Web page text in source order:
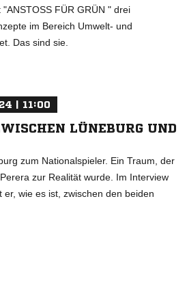
FÜR GRÜN " drei
im Bereich Umwelt- und
Das sind sie.
| 11:00
LÜNEBURG UND
zum Nationalspieler. Ein Traum, der
zur Realität wurde. Im Interview
er, wie es ist, zwischen den beiden